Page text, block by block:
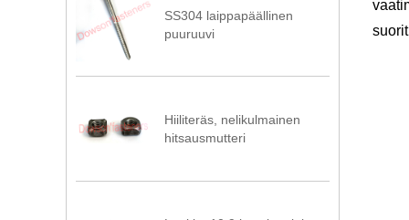
SS304 laippapäällinen
puuruuvi
Hiiliteräs, nelikulmainen
hitsausmutteri